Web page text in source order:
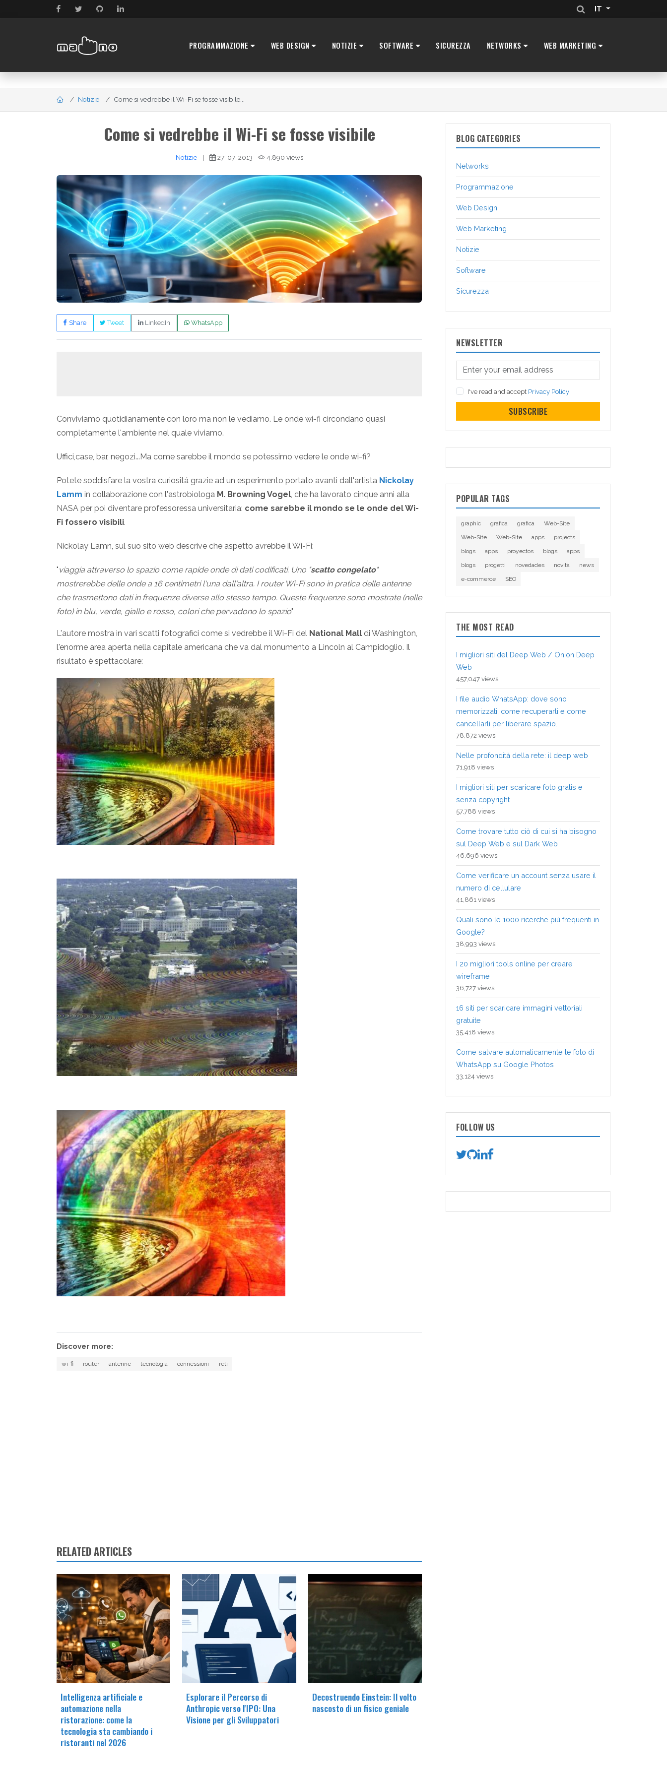
IT
PROGRAMMAZIONE WEB DESIGN NOTIZIE SOFTWARE SICUREZZA NETWORKS WEB MARKETING
Notizie Come si vedrebbe il Wi-Fi se fosse visibile...
Come si vedrebbe il Wi-Fi se fosse visibile
Notizie | 27-07-2013 4,890 views
Share Tweet LinkedIn WhatsApp
Conviviamo quotidianamente con loro ma non le vediamo. Le onde wi-fi circondano quasi
completamente l'ambiente nel quale viviamo.
Uffici,case, bar, negozi...Ma come sarebbe il mondo se potessimo vedere le onde wi-fi?
Potete soddisfare la vostra curiositá grazie ad un esperimento portato avanti dall'artista Nickolay
Lamm in collaborazione con l'astrobiologa M. Browning Vogel , che ha lavorato cinque anni alla
NASA per poi diventare professoressa universitaria: come sarebbe il mondo se le onde del Wi-
Fi fossero visibili.
Nickolay Lamn, sul suo sito web descrive che aspetto avrebbe il Wi-Fi:
"viaggia attraverso lo spazio come rapide onde di dati codificati. Uno "scatto congelato"
mostrerebbe delle onde a 16 centimetri l'una dall'altra. I router Wi-Fi sono in pratica delle antenne
che trasmettono dati in frequenze diverse allo stesso tempo. Queste frequenze sono mostrate (nelle
foto) in blu, verde, giallo e rosso, colori che pervadono lo spazio"
L'autore mostra in vari scatti fotografici come si vedrebbe il Wi-Fi del National Mall di Washington,
l'enorme area aperta nella capitale americana che va dal monumento a Lincoln al Campidoglio. Il
risultato è spettacolare:
Discover more:
wi-fi router antenne tecnologia connessioni reti
RELATED ARTICLES
Intelligenza artificiale e
automazione nella
ristorazione: come la
tecnologia sta cambiando i
ristoranti nel 2026
Esplorare il Percorso di
Anthropic verso l'IPO: Una
Visione per gli Sviluppatori
Decostruendo Einstein: Il volto
nascosto di un fisico geniale
BLOG CATEGORIES
Networks
Programmazione
Web Design
Web Marketing
Notizie
Software
Sicurezza
NEWSLETTER
I've read and accept Privacy Policy
SUBSCRIBE
POPULAR TAGS
graphic grafica grafica
Web-Site
Web-Site
Web-Site apps
projects
blogs
apps proyectos blogs
apps
blogs
progetti novedades novità
news
e-commerce
SEO
THE MOST READ
I migliori siti del Deep Web / Onion Deep
Web
457,047 views
I file audio WhatsApp: dove sono
memorizzati, come recuperarli e come
cancellarli per liberare spazio.
78,872 views
Nelle profondità della rete: il deep web
71,918 views
I migliori siti per scaricare foto gratis e
senza copyright
57,788 views
Come trovare tutto ciò di cui si ha bisogno
sul Deep Web e sul Dark Web
46,696 views
Come verificare un account senza usare il
numero di cellulare
41,861 views
Quali sono le 1000 ricerche più frequenti in
Google?
38,993 views
I 20 migliori tools online per creare
wireframe
36,727 views
16 siti per scaricare immagini vettoriali
gratuite
35,418 views
Come salvare automaticamente le foto di
WhatsApp su Google Photos
33,124 views
FOLLOW US